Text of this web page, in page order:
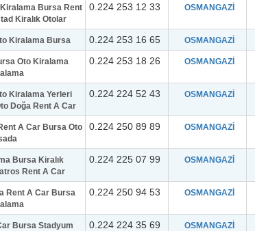
Bursa Rent
Kiralık Otolar
0.224 253 12 33 OSMANGAZİ
Kiralama Bursa 0.224 253 16 65 OSMANGAZİ
Oto Kiralama
0.224 253 18 26 OSMANGAZİ
Kiralama Yerleri
Doğa Rent A Car
0.224 224 52 43 OSMANGAZİ
A Car Bursa Oto
0.224 250 89 89 OSMANGAZİ
Bursa Kiralık
Rent A Car
0.224 225 07 99 OSMANGAZİ
Rent A Car Bursa
0.224 250 94 53 OSMANGAZİ
Bursa Stadyum
0.224 224 35 69 OSMANGAZİ